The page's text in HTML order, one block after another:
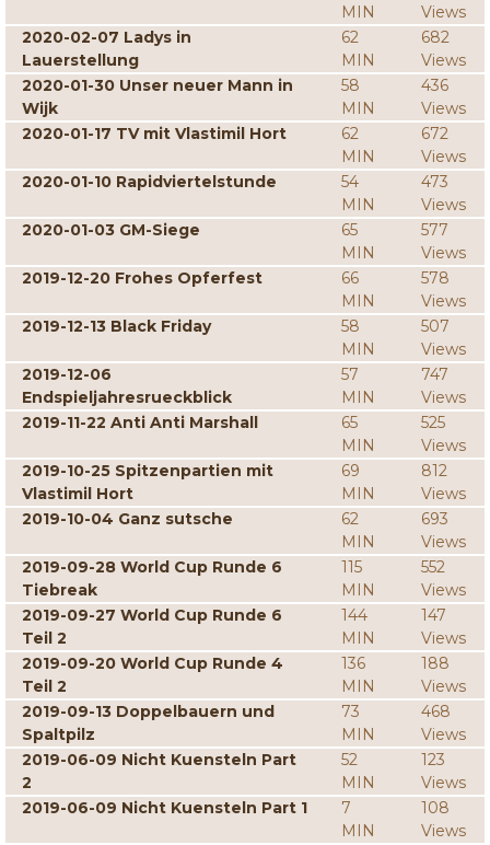
MIN
Views
2020-02-07 Ladys in
Lauerstellung
62
MIN
682
Views
2020-01-30 Unser neuer Mann in
Wijk
58
MIN
436
Views
2020-01-17 TV mit Vlastimil Hort
62
MIN
672
Views
2020-01-10 Rapidviertelstunde
54
MIN
473
Views
2020-01-03 GM-Siege
65
MIN
577
Views
2019-12-20 Frohes Opferfest
66
MIN
578
Views
2019-12-13 Black Friday
58
MIN
507
Views
2019-12-06
Endspieljahresrueckblick
57
MIN
747
Views
2019-11-22 Anti Anti Marshall
65
MIN
525
Views
2019-10-25 Spitzenpartien mit
Vlastimil Hort
69
MIN
812
Views
2019-10-04 Ganz sutsche
62
MIN
693
Views
2019-09-28 World Cup Runde 6
Tiebreak
115
MIN
552
Views
2019-09-27 World Cup Runde 6
Teil 2
144
MIN
147
Views
2019-09-20 World Cup Runde 4
Teil 2
136
MIN
188
Views
2019-09-13 Doppelbauern und
Spaltpilz
73
MIN
468
Views
2019-06-09 Nicht Kuensteln Part
2
52
MIN
123
Views
2019-06-09 Nicht Kuensteln Part 1
7
MIN
108
Views